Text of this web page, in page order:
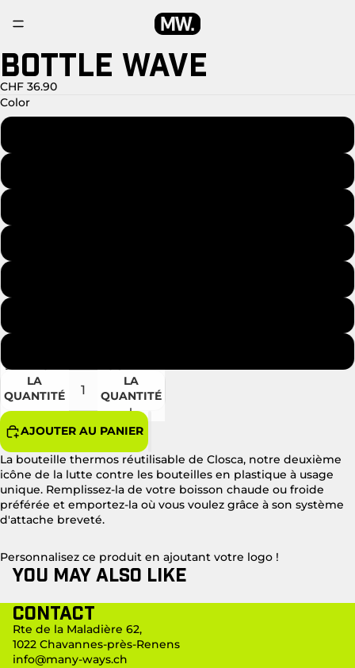
OUVRIR
L’IMAGE
EN
PLEIN
ÉCRAN
BOTTLE WAVE
CHF 36.90
Color
DIMINUER
LA
QUANTITÉ
LA
QUANTITÉ
AJOUTER AU PANIER
La bouteille thermos réutilisable de Closca, notre deuxième
icône de la lutte contre les bouteilles en plastique à usage
unique. Remplissez-la de votre boisson chaude ou froide
préférée et emportez-la où vous voulez grâce à son système
d'attache breveté.
Personnalisez ce produit en ajoutant votre logo !
You may also like
Contact
Rte de la Maladière 62,
1022 Chavannes-près-Renens
info@many-ways.ch